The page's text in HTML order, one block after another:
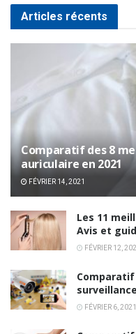
Articles récents
Comparatif des 8
auriculaire en 2021
FÉVRIER 14, 2021
Les 11
Avis et
FÉVRIER 12,
FÉVRIER 6, 2021